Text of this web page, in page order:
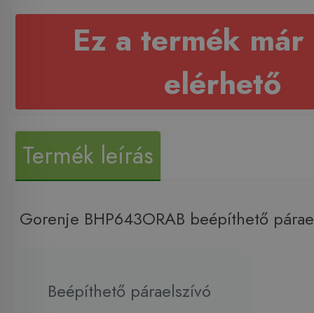
Ez a termék már
elérhető
Termék leírás
Gorenje BHP643ORAB beépíthető
Beépíthető páraelszívó